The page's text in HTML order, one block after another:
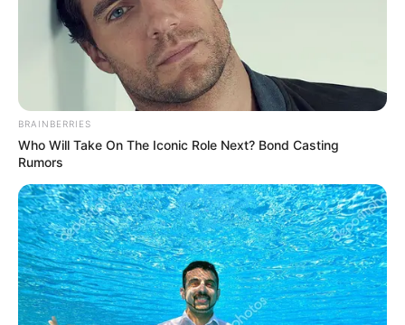
BRAINBERRIES
Who Will Take On The Iconic Role Next? Bond Casting
Rumors